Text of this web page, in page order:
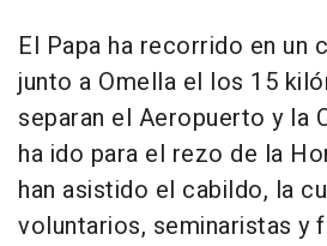
El Papa ha recorrido en un
junto a Omella el los 15
separan el Aeropuerto y la
ha ido para el rezo de la
han asistido el cabildo, la
voluntarios, seminaristas y